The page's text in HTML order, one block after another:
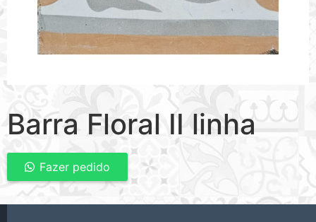
Barra Floral II linha
Fazer pedido